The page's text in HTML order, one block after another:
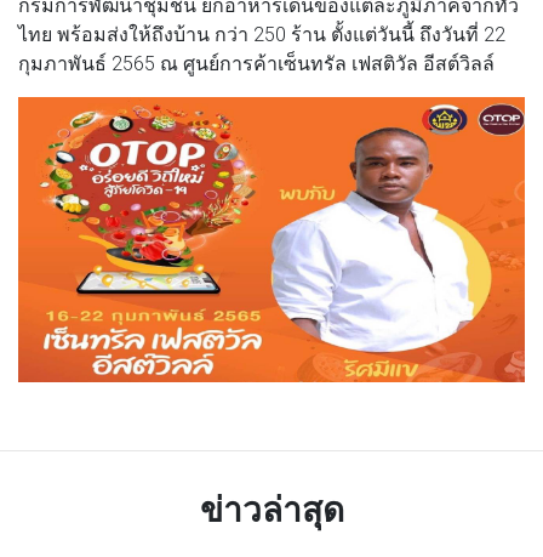
ไทย พร้อมส่งให้ถึงบ้าน กว่า 250 ร้าน ตั้งแต่วันนี้ ถึงวันที่ 22
กุมภาพันธ์ 2565 ณ ศูนย์การค้าเซ็นทรัล เฟสติวัล อีสต์วิลล์
ข่าวล่าสุด